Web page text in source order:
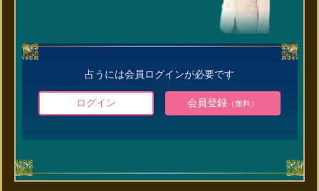
占うには会員ログインが必要です
ログイン 会員登録（無料）